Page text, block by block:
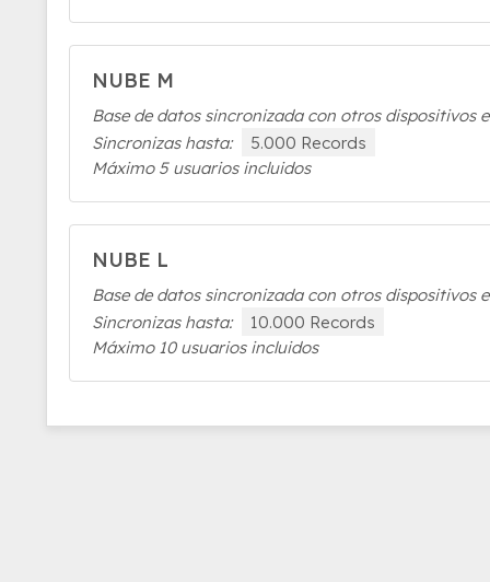
NUBE M
Base de datos sincronizada con otros dispositivos
Sincronizas hasta:
5.000 Records
Máximo 5 usuarios incluidos
NUBE L
Base de datos sincronizada con otros dispositivos
Sincronizas hasta:
10.000 Records
Máximo 10 usuarios incluidos